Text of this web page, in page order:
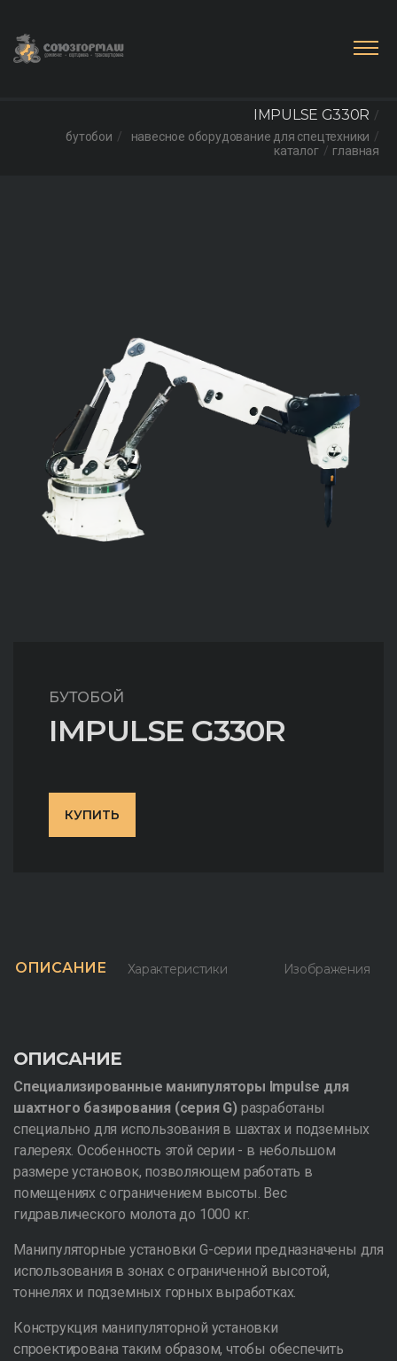
главная
каталог
навесное оборудование для спецтехники
бутобои
IMPULSE G330R
БУТОБОЙ
IMPULSE G330R
КУПИТЬ
ОПИСАНИЕ Характеристики Изображения
ОПИСАНИЕ
Специализированные манипуляторы Impulse для
шахтного базирования (серия G) разработаны
специально для использования в шахтах и подземных
галереях. Особенность этой серии - в небольшом
размере установок, позволяющем работать в
помещениях с ограничением высоты. Вес
гидравлического молота до 1000 кг.
Манипуляторные установки G-серии предназначены для
использования в зонах с ограниченной высотой,
тоннелях и подземных горных выработках.
Конструкция манипуляторной установки
спроектирована таким образом, чтобы обеспечить